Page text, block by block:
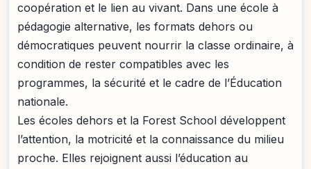
coopération et le lien au vivant. Dans une école à
pédagogie alternative, les formats dehors ou
démocratiques peuvent nourrir la classe ordinaire, à
condition de rester compatibles avec les
programmes, la sécurité et le cadre de l’Éducation
nationale.
Les écoles dehors et la Forest School développent
l’attention, la motricité et la connaissance du milieu
proche. Elles rejoignent aussi l’éducation au